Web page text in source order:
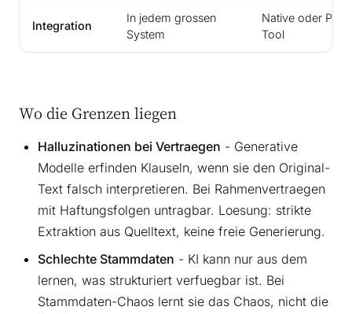
Integration
In jedem grossen
System
Native oder
Tool
Wo die Grenzen liegen
Halluzinationen bei Vertraegen - Generative
Modelle erfinden Klauseln, wenn sie den Original-
Text falsch interpretieren. Bei Rahmenvertraegen
mit Haftungsfolgen untragbar. Loesung: strikte
Extraktion aus Quelltext, keine freie Generierung.
Schlechte Stammdaten - KI kann nur aus dem
lernen, was strukturiert verfuegbar ist. Bei
Stammdaten-Chaos lernt sie das Chaos, nicht die